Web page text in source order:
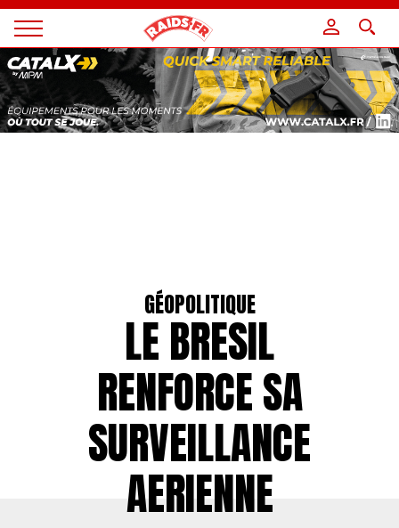
Magazine
Raids
GÉOPOLITIQUE
LE BRESIL
RENFORCE SA
SURVEILLANCE
AERIENNE
Panneau de gestion des cookies